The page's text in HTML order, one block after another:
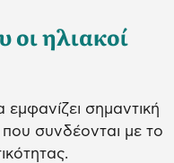
οι ηλιακοί
σημαντική
συνδέονται με το